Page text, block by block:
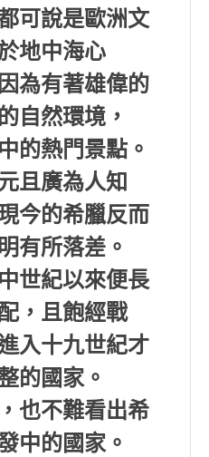
可說是歐洲文
地中海心
為有著雄偉的
自然環境，
的熱門景點。
且廣為人知
今的希臘反而
有所落差。
世紀以來便長
，且飽經戰
入十九世紀才
的國家。
也不難看出希
中的國家。